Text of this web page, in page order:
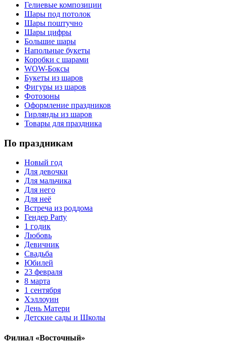
Гелиевые композиции
Шары под потолок
Шары поштучно
Шары цифры
Большие шары
Напольные букеты
Коробки с шарами
WOW-Боксы
Букеты из шаров
Фигуры из шаров
Фотозоны
Оформление праздников
Гирлянды из шаров
Товары для праздника
По праздникам
Новый год
Для девочки
Для мальчика
Для него
Для неё
Встреча из роддома
Гендер Party
1 годик
Любовь
Девичник
Свадьба
Юбилей
23 февраля
8 марта
1 сентября
Хэллоуин
День Матери
Детские сады и Школы
Филиал «Восточный»